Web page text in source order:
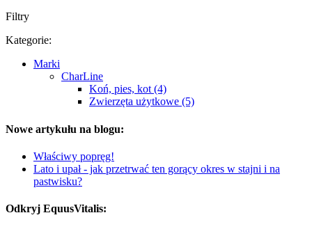
Filtry
Kategorie:
Marki
CharLine
Koń, pies, kot (4)
Zwierzęta użytkowe (5)
Nowe artykułu na blogu:
Właściwy popręg!
Lato i upał - jak przetrwać ten gorący okres w stajni i na
pastwisku?
Odkryj EquusVitalis: